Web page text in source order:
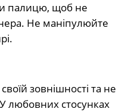
палицю, щоб не
Не маніпулюйте
зовнішності та не
любовних стосунках